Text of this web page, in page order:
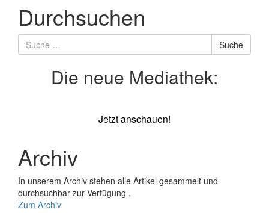
Durchsuchen
Suche
nach
Suche
Die neue Mediathek:
Jetzt anschauen!
Archiv
In unserem Archiv stehen alle Artikel gesammelt und
durchsuchbar zur Verfügung .
Zum Archiv